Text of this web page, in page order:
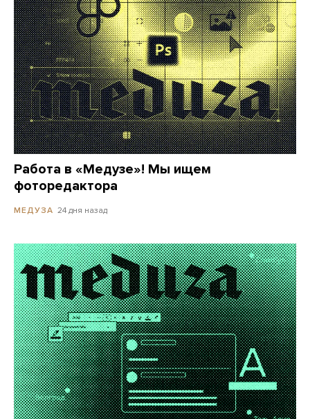
Работа в «Медузе»! Мы ищем
фоторедактора
МЕДУЗА 24 дня назад